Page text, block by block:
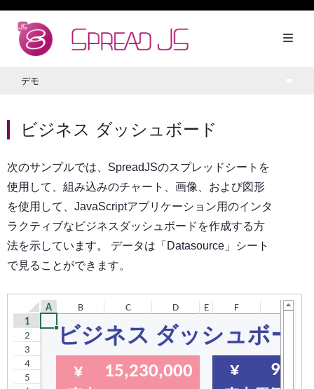
デモ
ビジネス ダッシュボード
次のサンプルでは、SpreadJSのスプレッドシートを
使用して、組み込みのチャート、画像、および図形
を使用して、JavaScriptアプリケーション用のインタ
ラクティブなビジネスダッシュボードを作成する方
法を示しています。 データは「Datasource」シート
で見ることができます。